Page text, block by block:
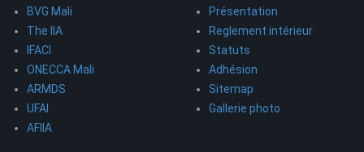
BVG Mali
The IIA
IFACI
ONECCA Mali
ARMDS
UFAI
AFIIA
Présentation
Reglement intérieur
Statuts
Adhésion
Sitemap
Gallerie photo